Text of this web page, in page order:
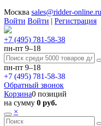
Москва sales@ridder-online.ru
Войти Войти | Регистрация
+7 (495) 781-58-38
пн-пт 9–18
пн-пт 9–18
+7 (495) 781-58-38
Обратный звонок
Корзина0 позиций
на сумму 0 руб.
×